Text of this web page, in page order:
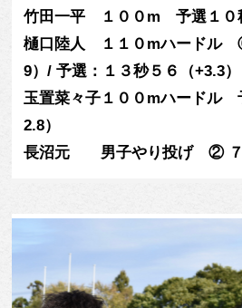
竹田一平 １００m 予選１０
樋口陸人 １１０mハードル
9）/ 予選：１３秒５６（+3.3）
玉置菜々子１００mハードル
2.8）
長沼元 男子やり投げ ② ７